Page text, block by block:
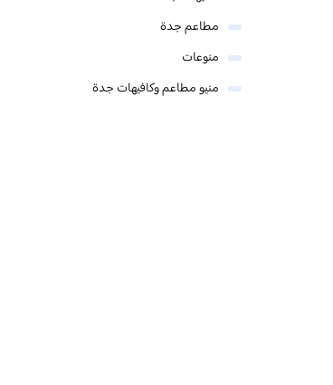
مطاعم جدة
منوعات
منيو مطاعم وكافيهات جدة